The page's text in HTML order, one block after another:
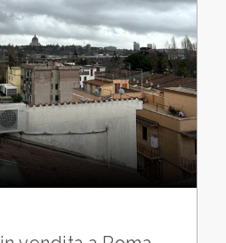
struttura avvolgibile,
piacevoli momenti
un'ottima
abitazione per una
coppia, sia come
anche allabuona
pubblici nelle vicinanze